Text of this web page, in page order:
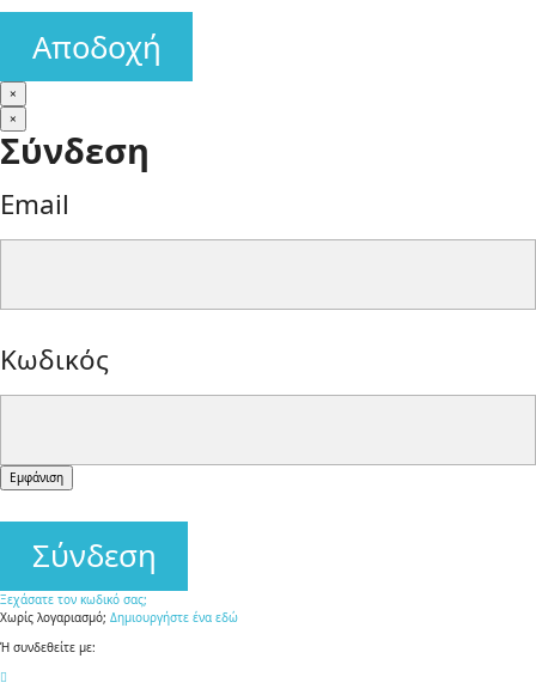
Αποδοχή
×
×
Σύνδεση
Email
control
Κωδικός
form-
controll
Εμφάνιση
Σύνδεση
Ξεχάσατε τον κωδικό σας;
Χωρίς λογαριασμό; Δημιουργήστε ένα εδώ
Ή συνδεθείτε με: